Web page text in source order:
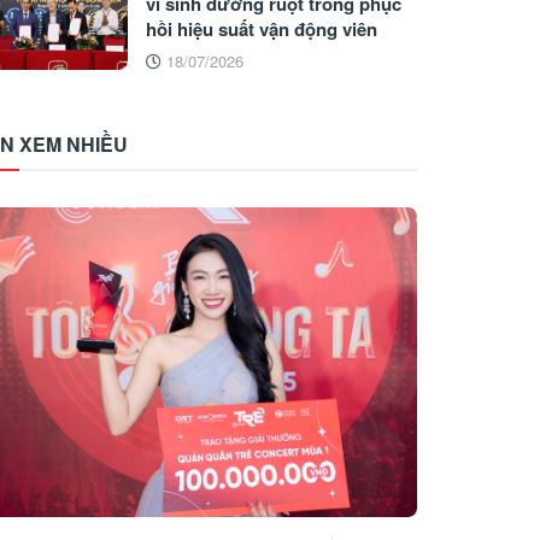
hồi hiệu suất vận động viên
18/07/2026
XEM NHIỀU